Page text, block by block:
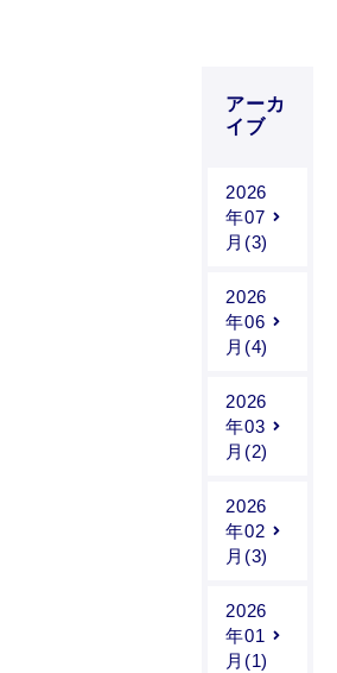
アーカ
イブ
2026
年07
月(3)
2026
年06
月(4)
2026
年03
月(2)
2026
年02
月(3)
2026
年01
月(1)